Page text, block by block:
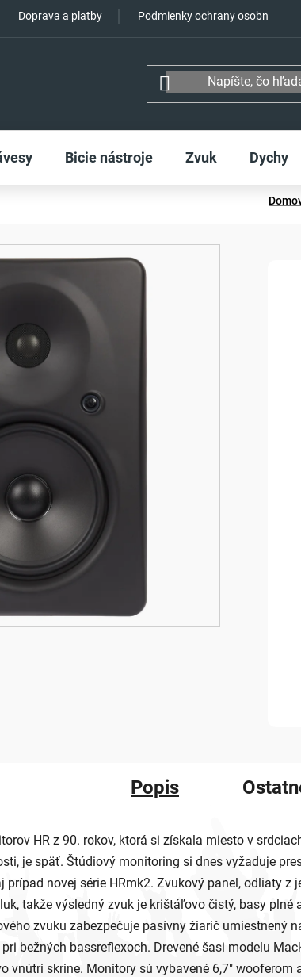
Doprava a platby Podmienky ochrany osobných
Bicie nástroje Zvuk Dychy
Popis
HR z 90. rokov, ktorá si získala miesto v
je späť. Štúdiový monitoring si dnes vyžaduje
novej série HRmk2. Zvukový panel, odliaty
takže výsledný zvuk je krištáľovo čistý, basy
zvuku zabezpečuje pasívny žiarič umiestnený
bežných bassreflexoch. Drevené šasi modelu
vnútri skrine. Monitory sú vybavené 6,7"